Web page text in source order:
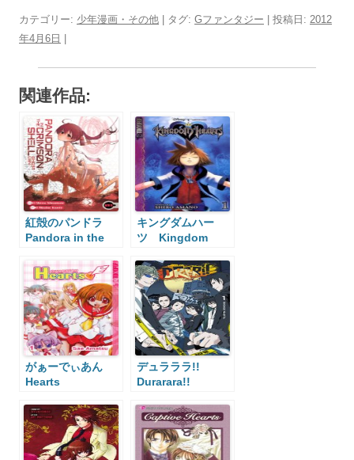
カテゴリー: 少年漫画・その他 | タグ: Gファンタジー | 投稿日: 2012
年4月6日
関連作品:
紅殻のパンドラ
Pandora in the
キングダムハー
ツ Kingdom
がぁーでぃあん
Hearts
デュラララ!!
Durarara!!